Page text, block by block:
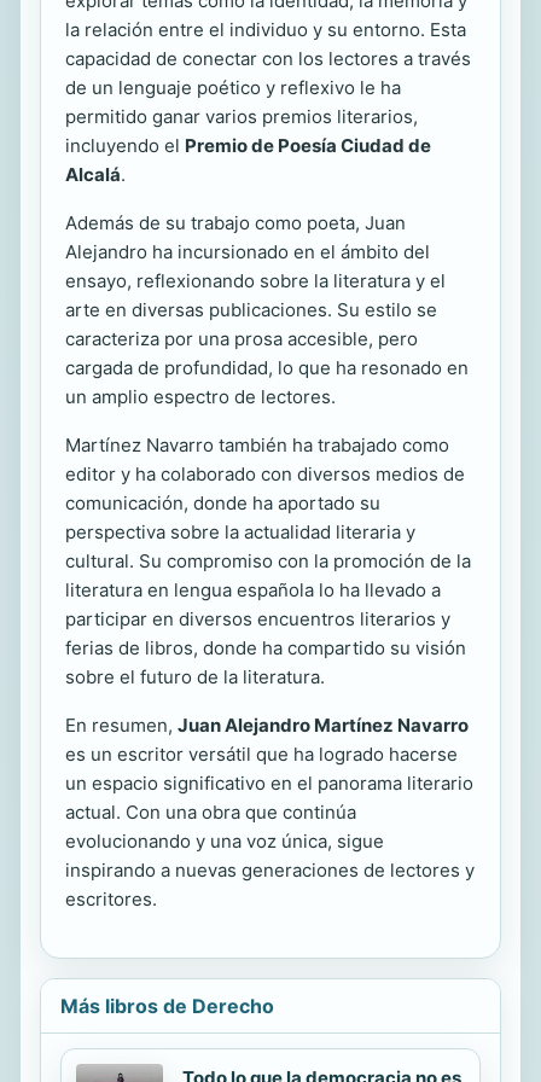
la relación entre el individuo y su entorno. Esta
capacidad de conectar con los lectores a través
de un lenguaje poético y reflexivo le ha
permitido ganar varios premios literarios,
incluyendo el Premio de Poesía Ciudad de
Alcalá.
Además de su trabajo como poeta, Juan
Alejandro ha incursionado en el ámbito del
ensayo, reflexionando sobre la literatura y el
arte en diversas publicaciones. Su estilo se
caracteriza por una prosa accesible, pero
cargada de profundidad, lo que ha resonado en
un amplio espectro de lectores.
Martínez Navarro también ha trabajado como
editor y ha colaborado con diversos medios de
comunicación, donde ha aportado su
perspectiva sobre la actualidad literaria y
cultural. Su compromiso con la promoción de la
literatura en lengua española lo ha llevado a
participar en diversos encuentros literarios y
ferias de libros, donde ha compartido su visión
sobre el futuro de la literatura.
En resumen, Juan Alejandro Martínez Navarro
es un escritor versátil que ha logrado hacerse
un espacio significativo en el panorama literario
actual. Con una obra que continúa
evolucionando y una voz única, sigue
inspirando a nuevas generaciones de lectores y
escritores.
Más libros de Derecho